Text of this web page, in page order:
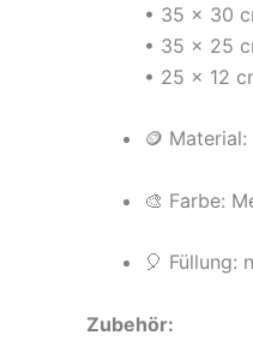
• 35 × 30
• 35 × 25
• 25 × 12
🪙
🎨 Farbe:
🎈 Füllung:
Zubehör: